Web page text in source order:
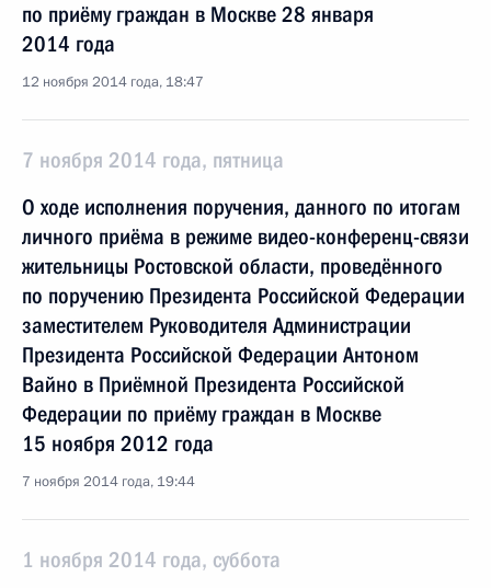
по приёму граждан в Москве 28 января
2014 года
12 ноября 2014 года, 18:47
7 ноября 2014 года, пятница
О ходе исполнения поручения, данного по итогам
личного приёма в режиме видео-конференц-связи
жительницы Ростовской области, проведённого
по поручению Президента Российской Федерации
заместителем Руководителя Администрации
Президента Российской Федерации Антоном
Вайно в Приёмной Президента Российской
Федерации по приёму граждан в Москве
15 ноября 2012 года
7 ноября 2014 года, 19:44
1 ноября 2014 года, суббота